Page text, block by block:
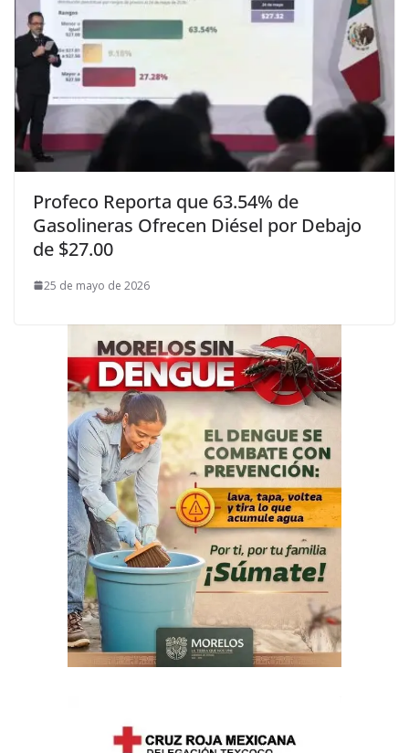
Profeco Reporta que 63.54% de
Gasolineras Ofrecen Diésel por Debajo
de $27.00
25 de mayo de 2026